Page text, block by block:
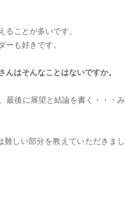
ことが多いです。
も好きです。
はそんなことはないですか。
最後に展望と結論を書く・・・み
しい部分を教えていただきまし